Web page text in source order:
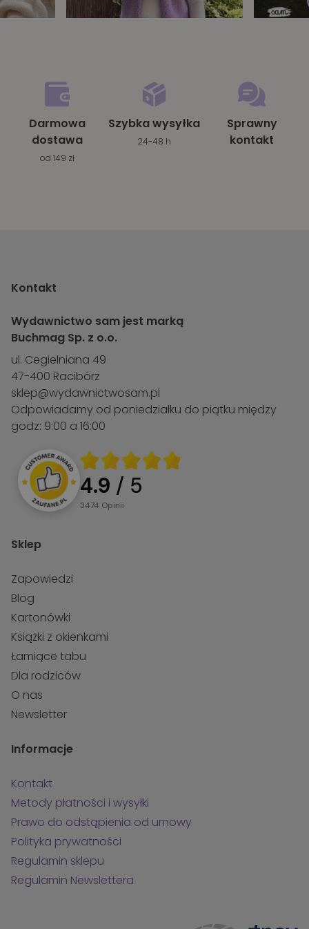
Darmowa
dostawa
od 149 zł
Szybka wysyłka
24-48 h
Sprawny
kontakt
Kontakt
Wydawnictwo sam jest marką
Buchmag Sp. z o.o.
ul. Cegielniana 49
47-400 Racibórz
sklep@wydawnictwosam.pl
Odpowiadamy od poniedziałku do piątku między
godz: 9:00 a 16:00
4.9 / 5
3474 opinii
Sklep
Zapowiedzi
Blog
Kartonówki
Książki z okienkami
Łamiące tabu
Dla rodziców
O nas
Newsletter
Informacje
Kontakt
Metody płatności i wysyłki
Prawo do odstąpienia od umowy
Polityka prywatności
Regulamin sklepu
Regulamin Newslettera